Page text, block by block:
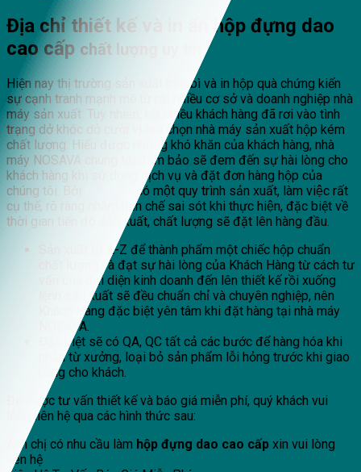
Địa chỉ thiết kế và in ấn hộp đựng dao
cao cấp chất lượng uy tín
Hiện nay thị trường sản xuất bao bì và in hộp quà chứng kiến
sự cạnh tranh mạnh mẽ từ rất nhiều cơ sở và doanh nghiệp nhà
máy sản xuất. Tuy nhiên, rất nhiều khách hàng đã rơi vào tình
trạng dở khóc dở cười vì lựa chọn nhà máy sản xuất hộp kém
chất lượng. Hiểu được những khó khăn của khách hàng, nhà
máy NOSAVA chúng tôi đảm bảo sẽ đem đến sự hài lòng cho
khách hàng khi sử dụng dịch vụ và đặt đơn hàng hộp của
chúng tôi. Bởi
có một quy trình sản xuất, làm việc rất
cụ thể, rõ ràng nhằm hạn chế sai sót khi thực hiện, đặc biệt về
thời gian tiến độ sản xuất, chất lượng sẽ đặt lên hàng đầu.
Sản xuất từ A-Z để thành phẩm một chiếc hộp chuẩn
chất lượng và đạt sự hài lòng của Khách Hàng từ cách tư
vấn của đại diện kinh doanh đến lên thiết kế rồi xuống
lệnh sản xuất sẽ đều chuẩn chỉ và chuyên nghiệp, nên
Khách Hàng đặc biệt yên tâm khi đặt hàng tại nhà máy
NOSAVA.
Đặc biệt sẽ có QA, QC tất cả các bước để hàng hóa khi
nhận từ xưởng, loại bỏ sản phẩm lỗi hỏng trước khi giao
hàng cho khách.
Để được tư vấn thiết kế và báo giá miễn phí, quý khách vui
lòng liên hệ qua các hình thức sau:
Anh chị có nhu cầu làm hộp đựng dao cao cấp xin vui lòng
liên hệ